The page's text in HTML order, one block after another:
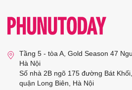
Tầng 5 - tòa A, Gold Season 47
Hà Nội
Số nhà 2B ngõ 175 đường Bát
quận Long Biên, Hà Nội